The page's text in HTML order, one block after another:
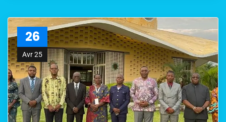
26
Avr 25